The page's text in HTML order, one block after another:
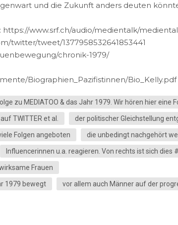
und die Zukunft anders deuten
www.srf.ch/audio/medientalk/
twitter/tweet/1377958532641853441
chronik-1979/
Biographien_Pazifistinnen/Bio_Kelly.pdf
zu MEDIATOO & das Jahr 1979. Wir hören hier eine
TWITTER et al. der politischer Gleichstellung
Folgen angeboten die unbedingt nachgehört
Influencerinnen u.a. reagieren. Von rechts ist sich
Frauen
1979 bewegt vor allem auch Männer auf der